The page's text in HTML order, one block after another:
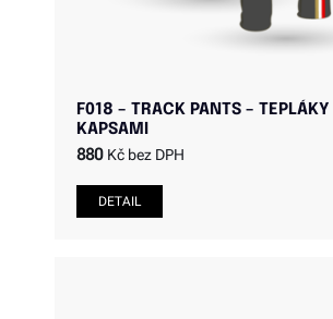
F018 – TRACK PANTS – TEPLÁKY
KAPSAMI
880 Kč bez DPH